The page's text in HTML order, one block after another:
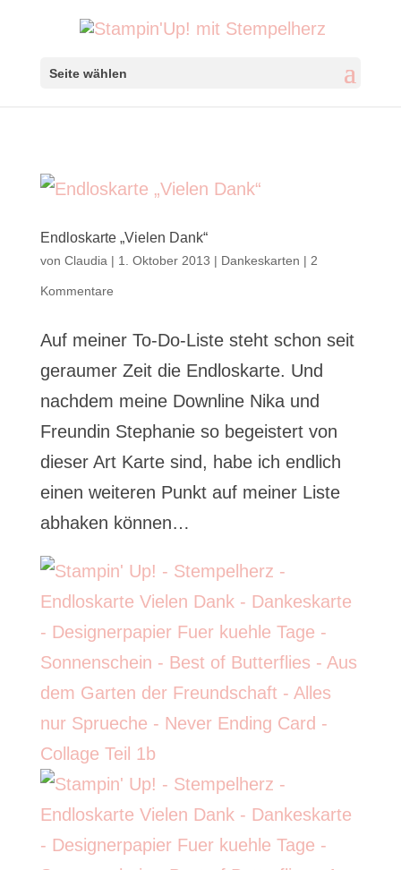
Seite wählen
Endloskarte „Vielen Dank“
von Claudia | 1. Oktober 2013 | Dankeskarten | 2
Kommentare
Auf meiner To-Do-Liste steht schon seit
geraumer Zeit die Endloskarte. Und
nachdem meine Downline Nika und
Freundin Stephanie so begeistert von
dieser Art Karte sind, habe ich endlich
einen weiteren Punkt auf meiner Liste
abhaken können…